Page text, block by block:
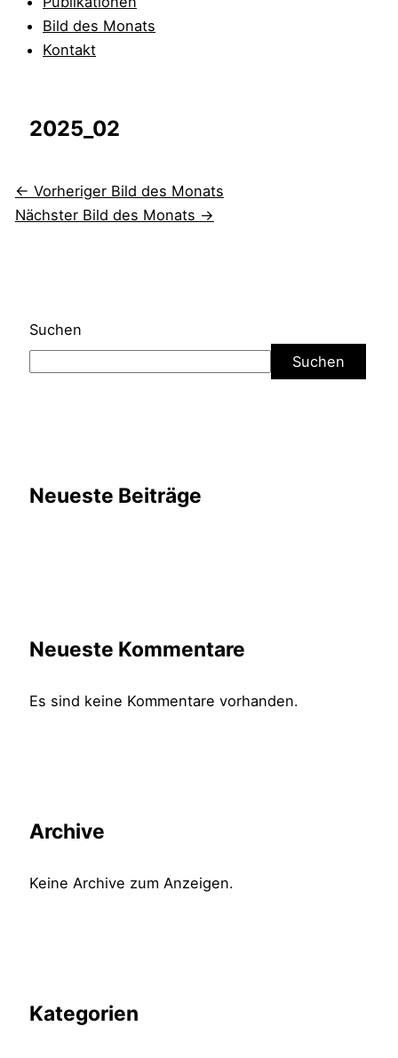
Bild des Monats
Kontakt
2025_02
← Vorheriger Bild des Monats
Nächster Bild des Monats →
Suchen
Suchen
Neueste Beiträge
Neueste Kommentare
Es sind keine Kommentare vorhanden.
Archive
Keine Archive zum Anzeigen.
Kategorien